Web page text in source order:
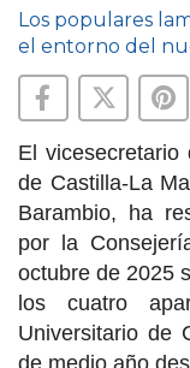
Los populares
el entorno del
El
de Castilla-La
Barambio, ha
por la
octubre de 2025
los cuatro
Universitario de
de medio año